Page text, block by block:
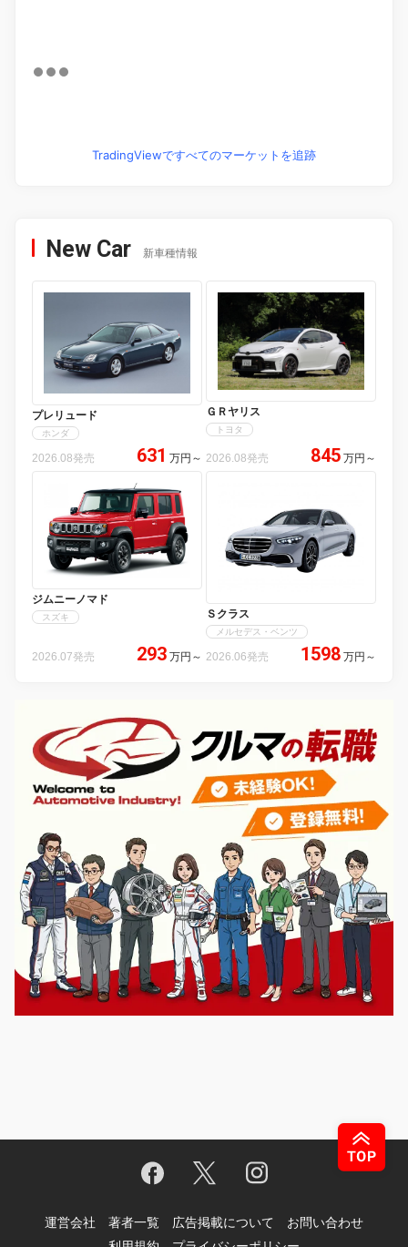
TradingViewですべてのマーケットを追跡
New Car 新車種情報
プレリュード
ホンダ
2026.08発売 631 万円 ～
ＧＲヤリス
トヨタ
2026.08発売 845 万円 ～
ジムニーノマド
スズキ
2026.07発売 293 万円 ～
Ｓクラス
メルセデス・ベンツ
2026.06発売 1598 万円 ～
運営会社 著者一覧 広告掲載について
お問い合わせ